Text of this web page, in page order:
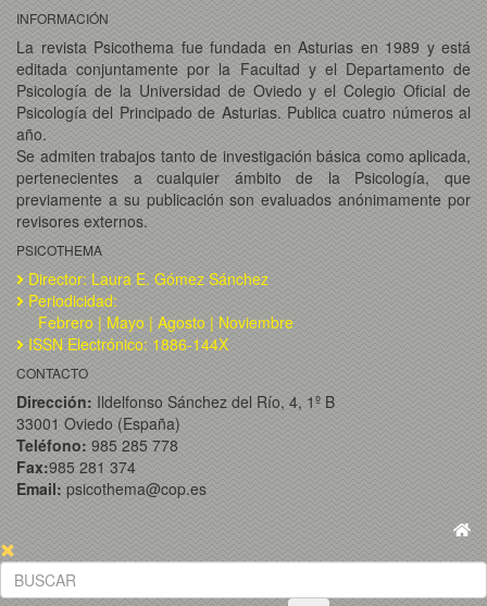
INFORMACIÓN
La revista Psicothema fue fundada en Asturias en 1989 y está
editada conjuntamente por la Facultad y el Departamento de
Psicología de la Universidad de Oviedo y el Colegio Oficial de
Psicología del Principado de Asturias. Publica cuatro números al
año.
Se admiten trabajos tanto de investigación básica como aplicada,
pertenecientes a cualquier ámbito de la Psicología, que
previamente a su publicación son evaluados anónimamente por
revisores externos.
PSICOTHEMA
Director: Laura E. Gómez Sánchez
Periodicidad:
Febrero | Mayo | Agosto | Noviembre
ISSN Electrónico: 1886-144X
CONTACTO
Dirección: Ildelfonso Sánchez del Río, 4, 1º B
33001 Oviedo (España)
Teléfono: 985 285 778
Fax:985 281 374
Email: psicothema@cop.es